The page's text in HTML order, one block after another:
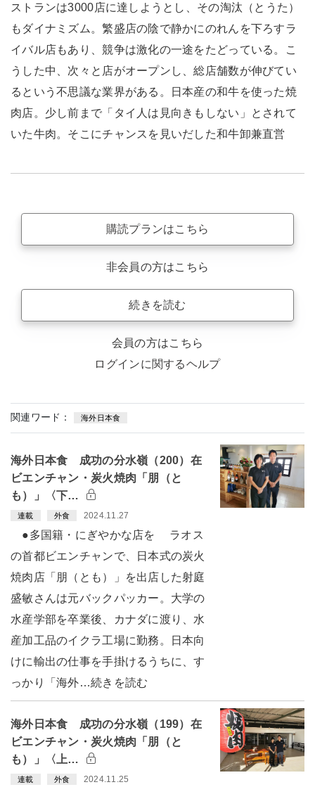
ストランは3000店に達しようとし、その淘汰（とうた）
もダイナミズム。繁盛店の陰で静かにのれんを下ろすラ
イバル店もあり、競争は激化の一途をたどっている。こ
うした中、次々と店がオープンし、総店舗数が伸びてい
るという不思議な業界がある。日本産の和牛を使った焼
肉店。少し前まで「タイ人は見向きもしない」とされて
いた牛肉。そこにチャンスを見いだした和牛卸兼直営
購読プランはこちら
非会員の方はこちら
続きを読む
会員の方はこちら
ログインに関するヘルプ
関連ワード： 海外日本食
海外日本食 成功の分水嶺（200）在
ビエンチャン・炭火焼肉「朋（と
も）」〈下…
連載 外食 2024.11.27
●多国籍・にぎやかな店を ラオス
の首都ビエンチャンで、日本式の炭火
焼肉店「朋（とも）」を出店した射庭
盛敏さんは元バックパッカー。大学の
水産学部を卒業後、カナダに渡り、水
産加工品のイクラ工場に勤務。日本向
けに輸出の仕事を手掛けるうちに、す
っかり「海外…続きを読む
海外日本食 成功の分水嶺（199）在
ビエンチャン・炭火焼肉「朋（と
も）」〈上…
連載 外食 2024.11.25